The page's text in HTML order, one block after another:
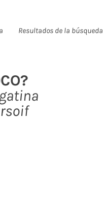
Resultados de la búsqueda